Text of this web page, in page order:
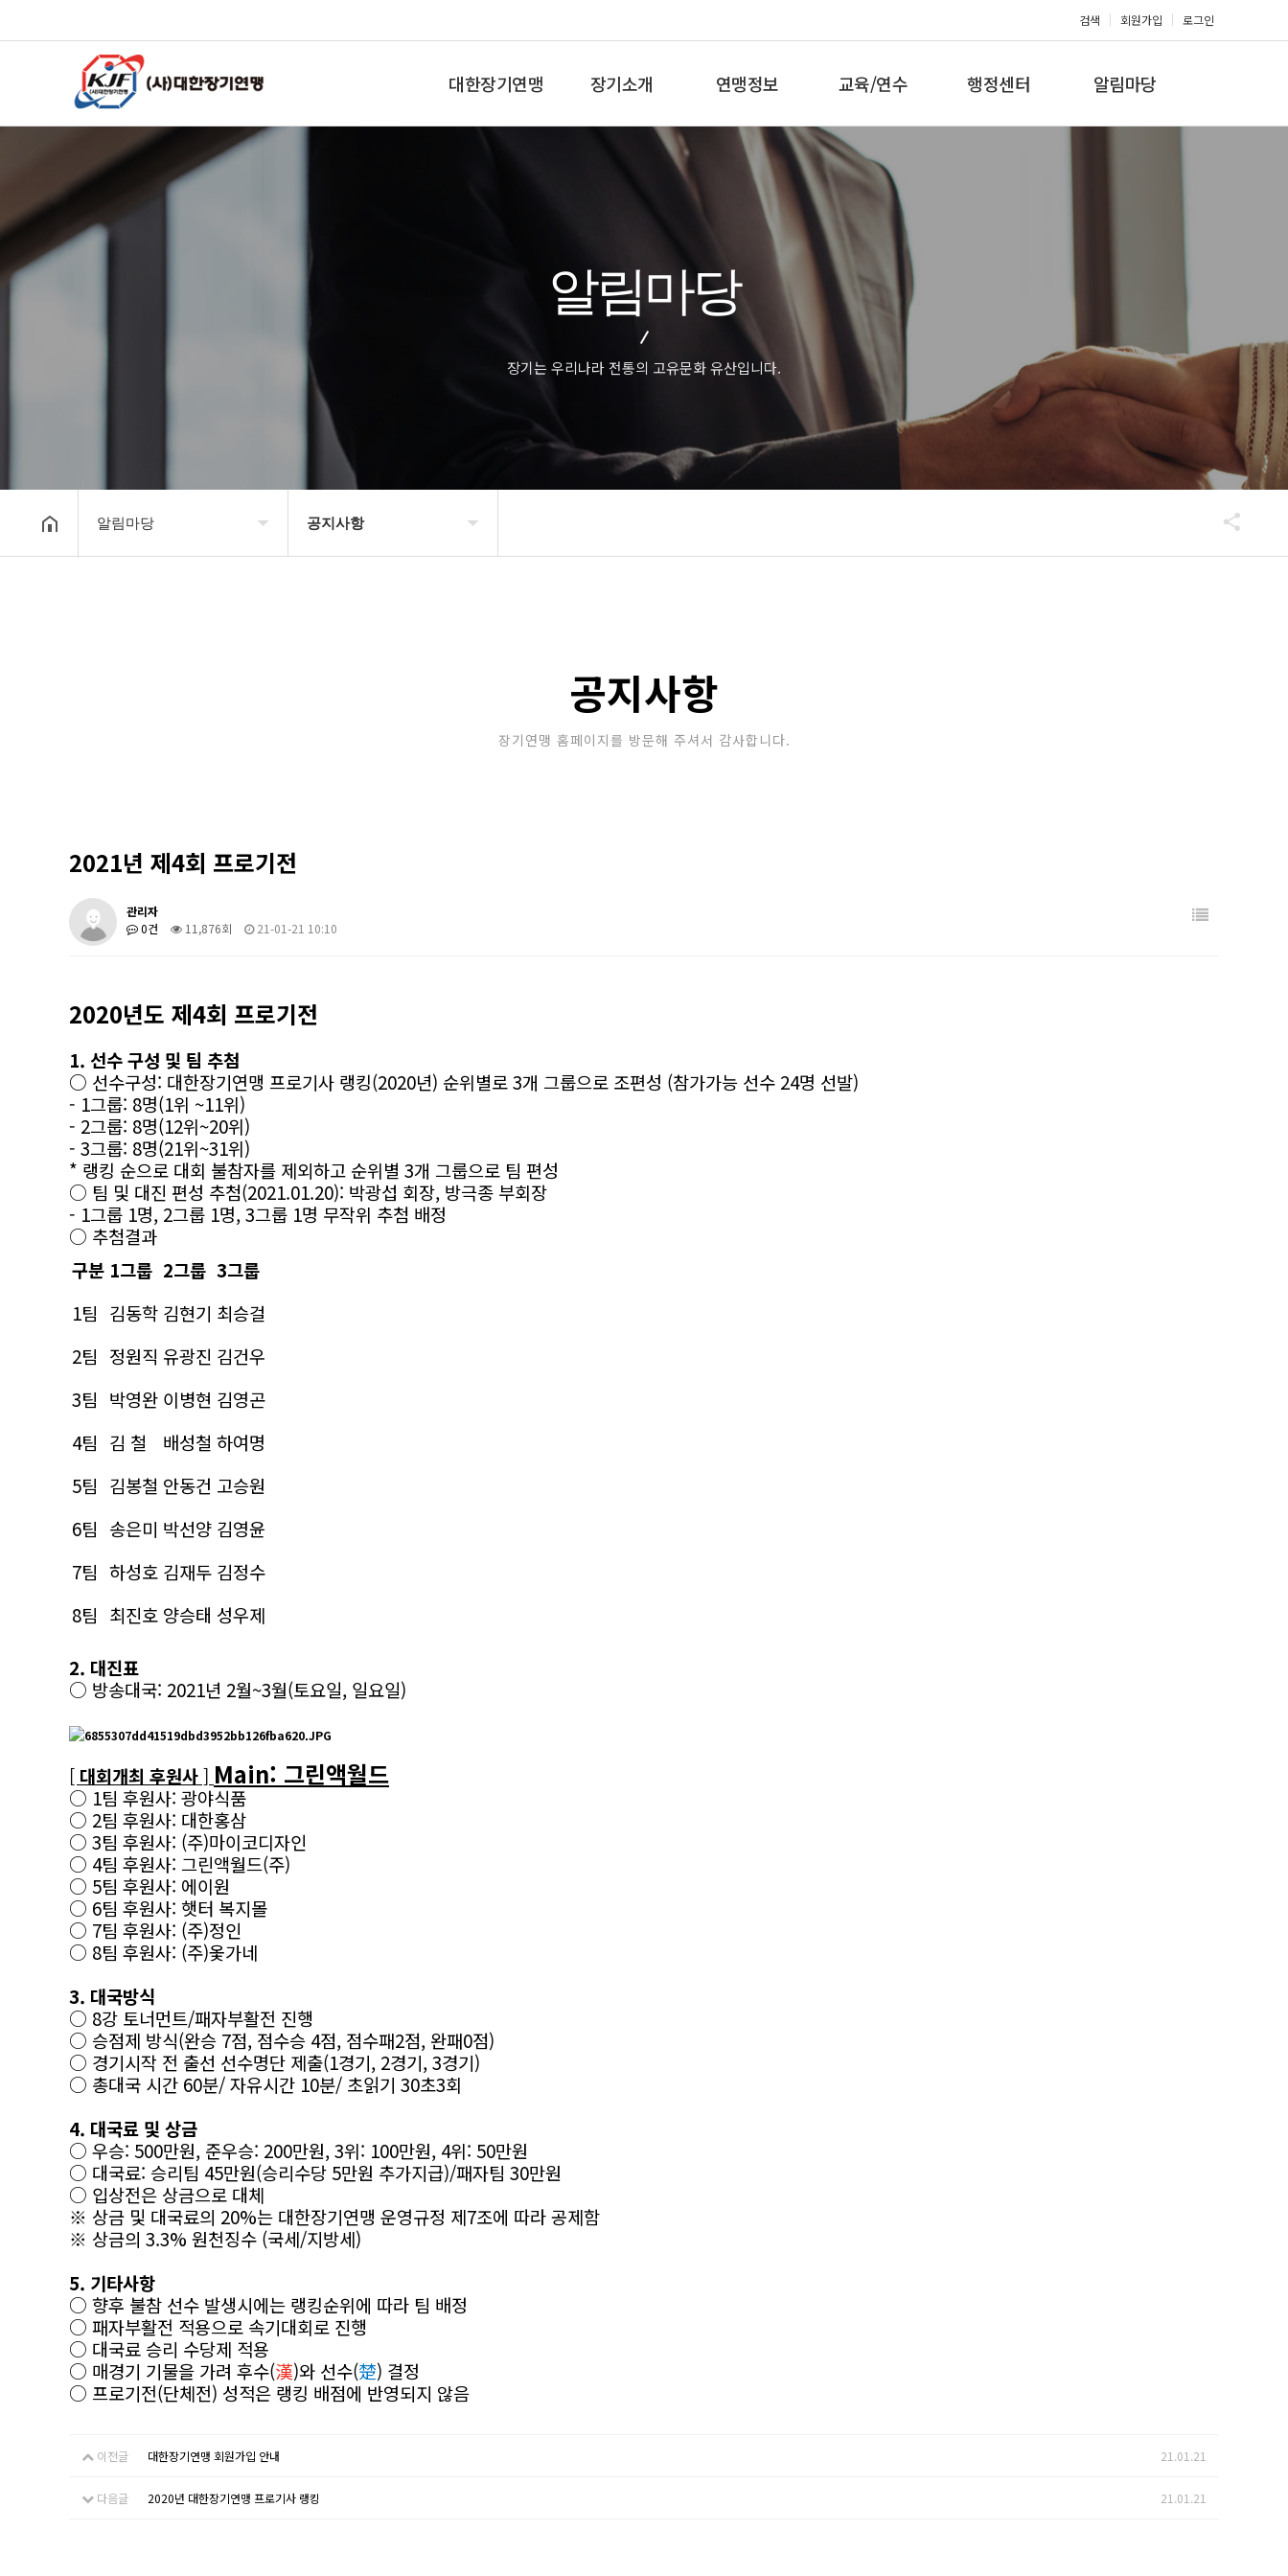
검색 회원가입 로그인
대한장기연맹 장기소개 연맹정보
프로기사 정보
아마기사 정보
장기대회 일정
자료실
교육/연수
장기 지도자과정
체스 지도자과정
바둑 지도자과정
세미나/워크샵
교육/연수 일정
행정센터 알림마당
알림마당
장기는 우리나라 전통의 고유문화 유산입니다.
알림마당 공지사항
공지사항
장기연맹 홈페이지를 방문해 주셔서 감사합니다.
2021년 제4회 프로기전
관리자
0건
11,876회 21-01-21 10:10
2020년도 제4회 프로기전
1. 선수 구성 및 팀 추첨
○ 선수구성: 대한장기연맹 프로기사 랭킹(2020년) 순위별로 3개 그룹으로 조편성 (참가가능 선수 24명 선발)
- 1그룹: 8명(1위 ~11위)
- 2그룹: 8명(12위~20위)
- 3그룹: 8명(21위~31위)
* 랭킹 순으로 대회 불참자를 제외하고 순위별 3개 그룹으로 팀 편성
○ 팀 및 대진 편성 추첨(2021.01.20): 박광섭 회장, 방극종 부회장
- 1그룹 1명, 2그룹 1명, 3그룹 1명 무작위 추첨 배정
○ 추첨결과
구분 1그룹 2그룹 3그룹
1팀 김동학 김현기 최승걸
2팀 정원직 유광진 김건우
3팀 박영완 이병현 김영곤
4팀 김 철 배성철 하여명
5팀 김봉철 안동건 고승원
6팀 송은미 박선양 김영윤
7팀 하성호 김재두 김정수
8팀 최진호 양승태 성우제
2. 대진표
○ 방송대국: 2021년 2월~3월(토요일, 일요일)
[ 대회개최 후원사]​ Main: 그린액월드
○ 1팀 후원사: 광야식품
○ 2팀 후원사: 대한홍삼
○ 3팀 후원사: (주)마이코디자인
○ 4팀 후원사: 그린액월드(주)
○ 5팀 후원사: 에이원
○ 6팀 후원사: 햇터 복지몰
○ 7팀 후원사: (주)정인
○ 8팀 후원사: (주)옻가네
3. 대국방식
○ 8강 토너먼트/패자부활전 진행
○ 승점제 방식(완승 7점, 점수승 4점, 점수패2점, 완패0점)
○ 경기시작 전 출선 선수명단 제출(1경기, 2경기, 3경기)
○ 총대국 시간 60분/ 자유시간 10분/ 초읽기 30초3회
4. 대국료 및 상금
○ 우승: 500만원, 준우승: 200만원, 3위: 100만원, 4위: 50만원
○ 대국료: 승리팀 45만원(승리수당 5만원 추가지급)/패자팀 30만원
○ 입상전은 상금으로 대체
※ 상금 및 대국료의 20%는 대한장기연맹 운영규정 제7조에 따라 공제함
※ 상금의 3.3% 원천징수 (국세/지방세)
5. 기타사항
○ 향후 불참 선수 발생시에는 랭킹순위에 따라 팀 배정
○ 패자부활전 적용으로 속기대회로 진행
○ 대국료 승리 수당제 적용
○ 매경기 기물을 가려 후수(漢)와 선수(楚) 결정
○ 프로기전(단체전) 성적은 랭킹 배점에 반영되지 않음
이전글 대한장기연맹 회원가입 안내 21.01.21
다음글 2020년 대한장기연맹 프로기사 랭킹 21.01.21